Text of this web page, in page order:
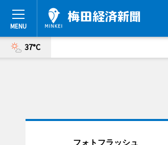
37°C
フォトフラッシュ